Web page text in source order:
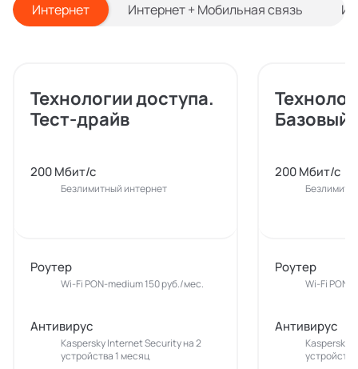
Интернет Интернет + Мобильная связь
Технологии доступа.
Тест-драйв
200 Мбит/с
Безлимитный интернет
Роутер
Wi-Fi PON-medium 150 руб./мес.
Антивирус
Kaspersky Internet Security на 2
устройства 1 месяц
Базовый
200 Мбит/с
Роутер
Wi-Fi PON-
Антивирус
Kaspersky